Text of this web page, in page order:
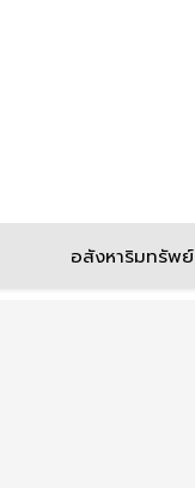
อสังหาริมทรัพย์